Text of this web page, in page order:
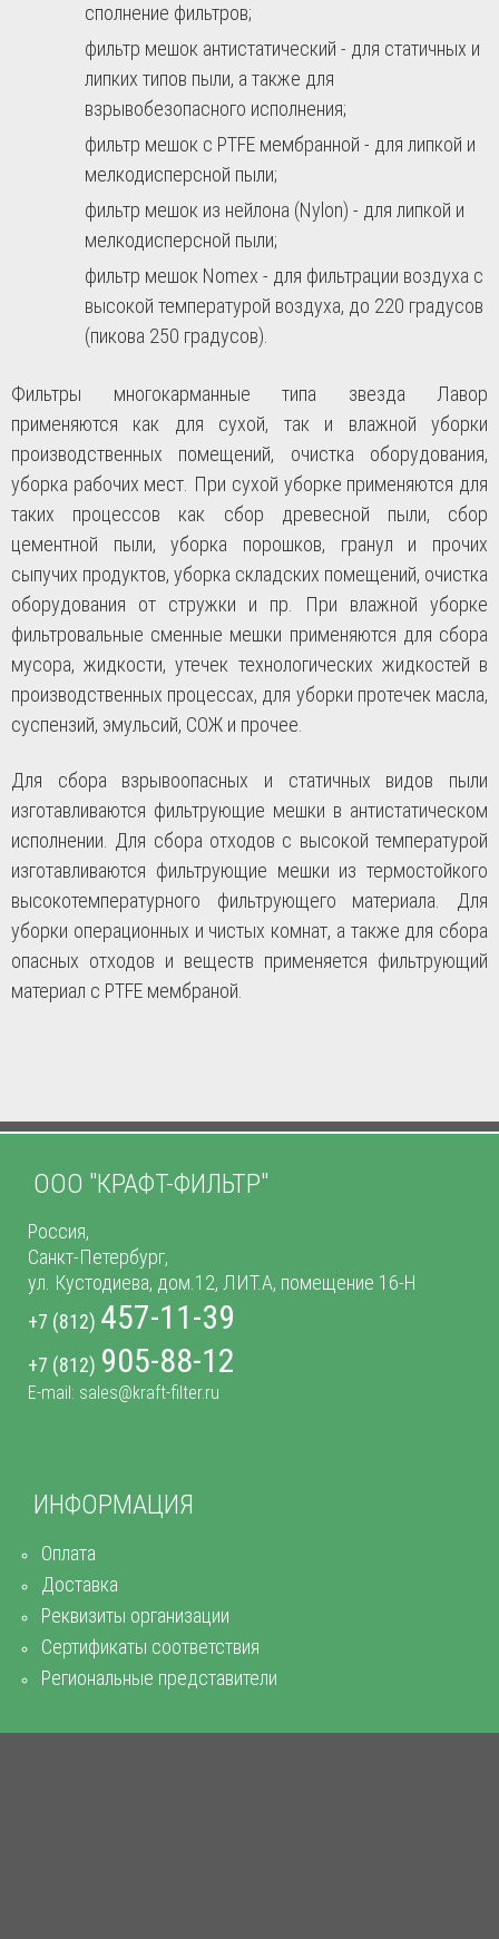
сполнение фильтров;
фильтр мешок антистатический - для статичных и
липких типов пыли, а также для
взрывобезопасного исполнения;
фильтр мешок с PTFE мембранной - для липкой и
мелкодисперсной пыли;
фильтр мешок из нейлона (Nylon) - для липкой и
мелкодисперсной пыли;
фильтр мешок Nomex - для фильтрации воздуха с
высокой температурой воздуха, до 220 градусов
(пикова 250 градусов).
Фильтры многокарманные типа звезда Лавор
применяются как для сухой, так и влажной уборки
производственных помещений, очистка оборудования,
уборка рабочих мест. При сухой уборке применяются для
таких процессов как сбор древесной пыли, сбор
цементной пыли, уборка порошков, гранул и прочих
сыпучих продуктов, уборка складских помещений, очистка
оборудования от стружки и пр. При влажной уборке
фильтровальные сменные мешки применяются для сбора
мусора, жидкости, утечек технологических жидкостей в
производственных процессах, для уборки протечек масла,
суспензий, эмульсий, СОЖ и прочее.
Для сбора взрывоопасных и статичных видов пыли
изготавливаются фильтрующие мешки в антистатическом
исполнении. Для сбора отходов с высокой температурой
изготавливаются фильтрующие мешки из термостойкого
высокотемпературного фильтрующего материала. Для
уборки операционных и чистых комнат, а также для сбора
опасных отходов и веществ применяется фильтрующий
материал с PTFE мембраной.
ИНФОРМАЦИЯ
Оплата
Доставка
Реквизиты организации
Сертификаты соответствия
Региональные представители
ООО "КРАФТ-ФИЛЬТР"
Россия,
Санкт-Петербург,
ул. Кустодиева, дом.12, ЛИТ.А, помещение 16-Н
+7 (812) 457-11-39
+7 (812) 905-88-12
E-mail: sales@kraft-filter.ru